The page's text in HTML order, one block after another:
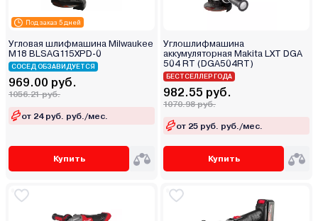
Под заказ 5 дней
Угловая шлифмашина Milwaukee
M18 BLSAG115XPD-0
СОСЕД ОБЗАВИДУЕТСЯ
969.00 руб.
1056.21 руб.
от 24 руб. руб./мес.
Купить
Углошлифмашина
аккумуляторная Makita LXT DGA
504 RT (DGA504RT)
БЕСТСЕЛЛЕР ГОДА
982.55 руб.
1070.98 руб.
от 25 руб. руб./мес.
Купить